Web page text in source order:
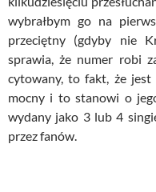
wybrałbym go na
przeciętny (gdyby nie
sprawia, że numer robi
cytowany, to fakt, że
mocny i to stanowi o
wydany jako 3 lub 4
przez fanów.